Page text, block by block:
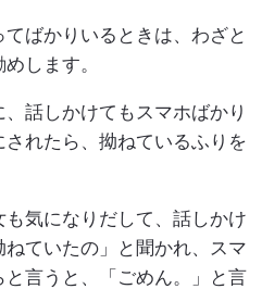
ばかりいるときは、わざと
します。
話しかけてもスマホばかり
れたら、拗ねているふりを
気になりだして、話しかけ
ていたの」と聞かれ、スマ
言うと、「ごめん。」と言